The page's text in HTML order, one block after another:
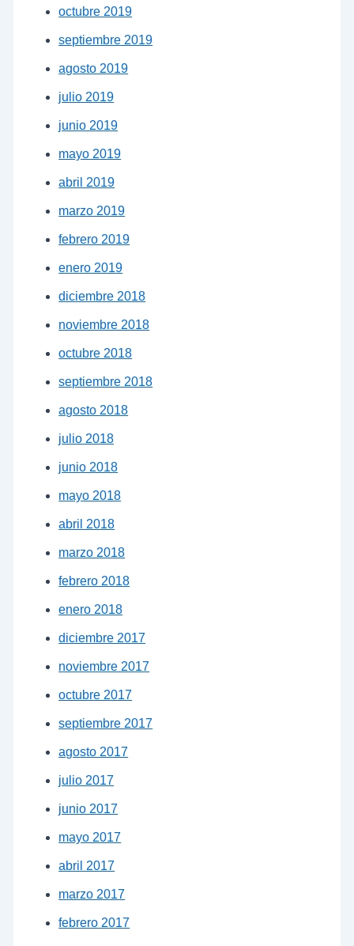
octubre 2019
septiembre 2019
agosto 2019
julio 2019
junio 2019
mayo 2019
abril 2019
marzo 2019
febrero 2019
enero 2019
diciembre 2018
noviembre 2018
octubre 2018
septiembre 2018
agosto 2018
julio 2018
junio 2018
mayo 2018
abril 2018
marzo 2018
febrero 2018
enero 2018
diciembre 2017
noviembre 2017
octubre 2017
septiembre 2017
agosto 2017
julio 2017
junio 2017
mayo 2017
abril 2017
marzo 2017
febrero 2017